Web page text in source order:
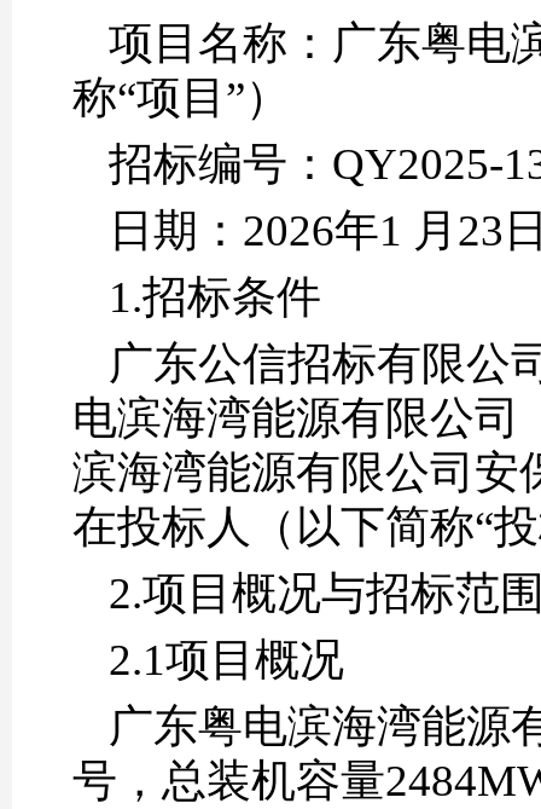
项目名称：广东粤电
称“项目”）
招标编号：QY2025-
日期：2026年1 月23
1.招标条件
广东公信招标有限公
电滨海湾能源有限公司
滨海湾能源有限公司安
在投标人（以下简称“
2.项目概况与招标范
2.1项目概况
广东粤电滨海湾能源
号， 总装机容量